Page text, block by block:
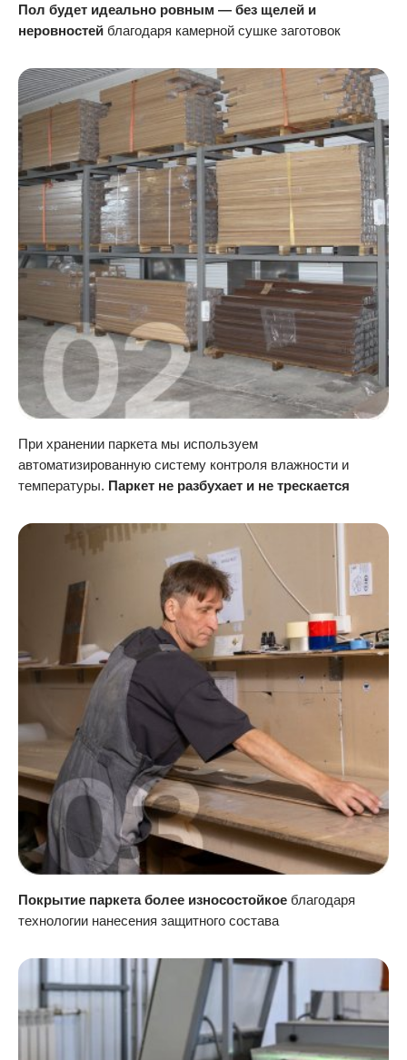
Пол будет идеально ровным — без щелей и
неровностей благодаря камерной сушке заготовок
При хранении паркета мы используем
автоматизированную систему контроля влажности и
температуры. Паркет не разбухает и не трескается
Покрытие паркета более износостойкое благодаря
технологии нанесения защитного состава